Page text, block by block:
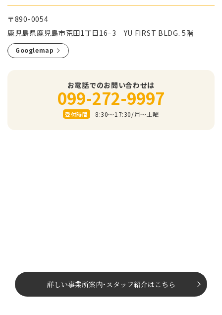
〒890-0054
鹿児島県鹿児島市荒田1丁目16−3 YU FIRST BLDG. 5階
Googlemap
お電話でのお問い合わせは
099-272-9997
受付時間 8:30～17:30/⽉〜⼟曜
詳しい事業所案内･スタッフ紹介はこちら